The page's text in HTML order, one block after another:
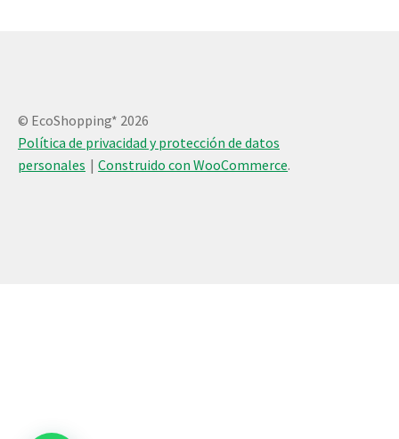
© EcoShopping* 2026
Política de privacidad y protección de datos
personales
Construido con WooCommerce.